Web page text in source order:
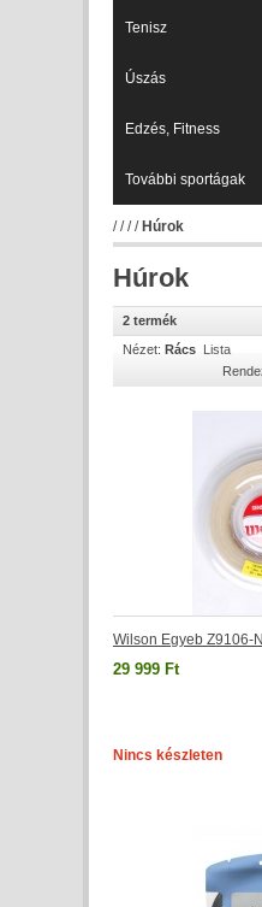
Tenisz
Úszás
Edzés, Fitness
További sportágak
//// Húrok
Húrok
2 termék
Nézet: Rács Lista
Wilson Egyeb Z9106-
29 999 Ft
Nincs készleten